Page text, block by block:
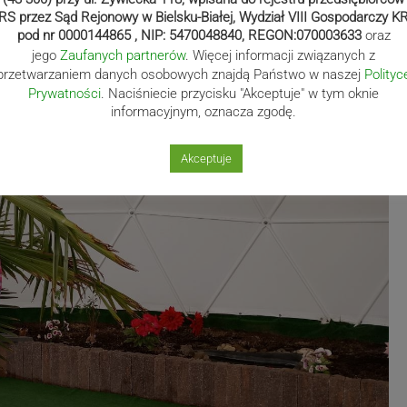
przez Sąd Rejonowy w Bielsku-Białej, Wydział VIII Gospodarczy
pod nr 0000144865 , NIP: 5470048840, REGON:070003633 oraz
jego Zaufanych partnerów. Więcej informacji związanych z
danych osobowych znajdą Państwo w naszej
Prywatności . Naciśniecie przycisku "Akceptuje" w tym oknie
informacyjnym, oznacza zgodę.
Akceptuje